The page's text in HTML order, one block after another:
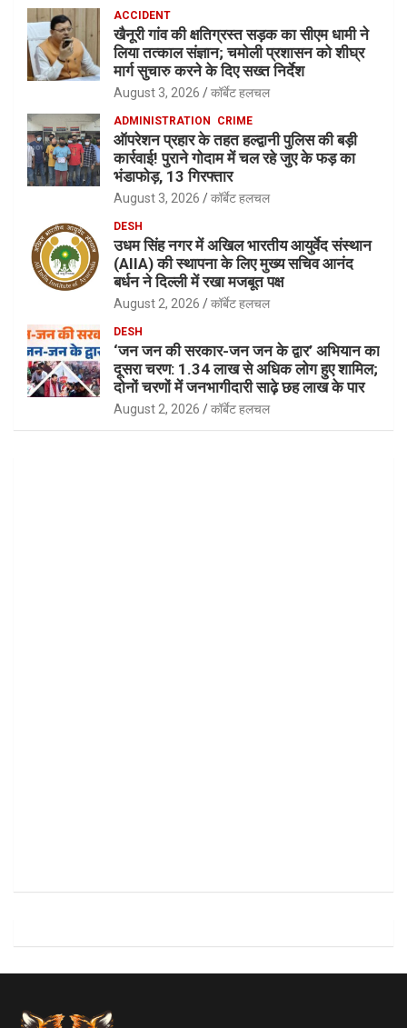
ACCIDENT
खैनूरी गांव की क्षतिग्रस्त सड़क का सीएम धामी ने
लिया तत्काल संज्ञान; चमोली प्रशासन को शीघ्र
मार्ग सुचारु करने के दिए सख्त निर्देश
August 3, 2026 कॉर्बेट हलचल
ADMINISTRATION CRIME
ऑपरेशन प्रहार के तहत हल्द्वानी पुलिस की बड़ी
कार्रवाई! पुराने गोदाम में चल रहे जुए के फड़ का
भंडाफोड़, 13 गिरफ्तार
August 3, 2026 कॉर्बेट हलचल
DESH
उधम सिंह नगर में अखिल भारतीय आयुर्वेद संस्थान
(AIIA) की स्थापना के लिए मुख्य सचिव आनंद
बर्धन ने दिल्ली में रखा मजबूत पक्ष
August 2, 2026 कॉर्बेट हलचल
DESH
‘जन जन की सरकार-जन जन के द्वार’ अभियान का
दूसरा चरण: 1.34 लाख से अधिक लोग हुए शामिल;
दोनों चरणों में जनभागीदारी साढ़े छह लाख के पार
August 2, 2026 कॉर्बेट हलचल